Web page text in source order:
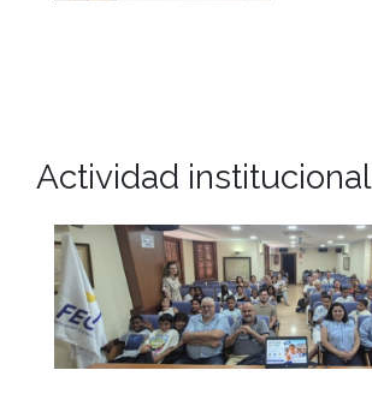
Actividad institucional